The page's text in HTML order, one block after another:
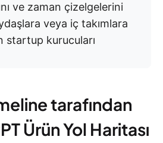
ve zaman çizelgelerini
veya iç takımlara
startup kurucuları
tarafından
Ürün Yol Haritası